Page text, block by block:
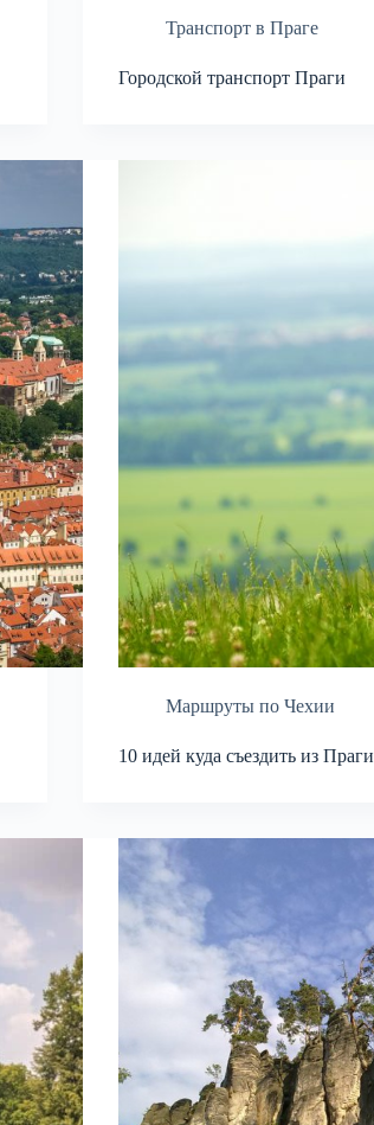
Транспорт в Праге
Городской транспорт Праги
Маршруты по Чехии
10 идей куда съездить из Праги